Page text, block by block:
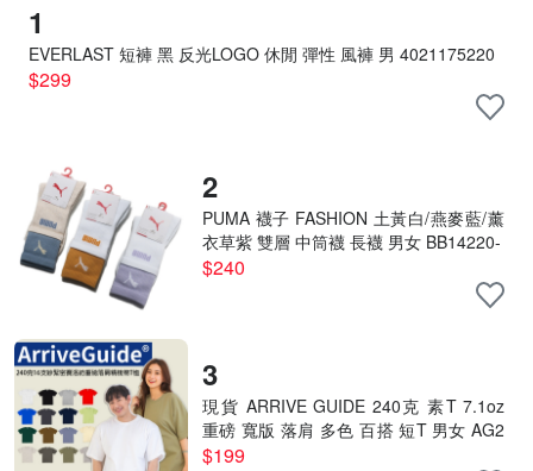
1
EVERLAST 短褲 黑 反光LOGO 休閒 彈性 風褲 男 4021175220
$299
2
PUMA 襪子 FASHION 土黃白/燕麥藍/薰
衣草紫 雙層 中筒襪 長襪 男女 BB14220-
$240
3
現貨 ARRIVE GUIDE 240克 素T 7.1oz
重磅 寬版 落肩 多色 百搭 短T 男女 AG2
4000- 3XL號賣場
$199